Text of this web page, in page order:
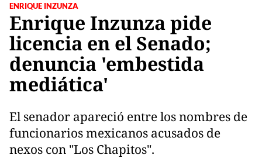
ENRIQUE INZUNZA
Enrique Inzunza pide
licencia en el Senado;
denuncia 'embestida
mediática'
El senador apareció entre los nombres de
funcionarios mexicanos acusados de
nexos con "Los Chapitos".